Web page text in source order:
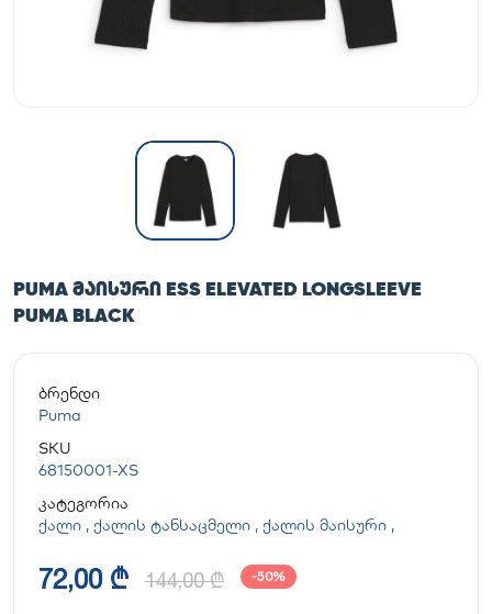
PUMA ᲛᲐᲘᲡᲣᲠᲘ ESS ELEVATED LONGSLEEVE
PUMA BLACK
ბრენდი
Puma
SKU
68150001-XS
კატეგორია
ქალი , ქალის ტანსაცმელი , ქალის მაისური ,
72,00 ₾ 144,00 ₾ -50%